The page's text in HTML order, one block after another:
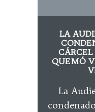
LA
QUEMÓ
La